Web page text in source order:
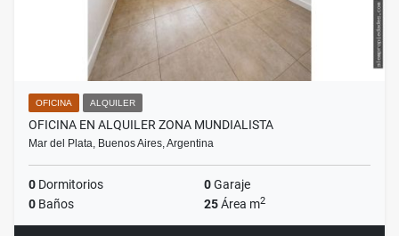
OFICINA ALQUILER
OFICINA EN ALQUILER ZONA MUNDIALISTA
Mar del Plata, Buenos Aires, Argentina
0 Dormitorios 0Garaje
0 Baños 25Área m2